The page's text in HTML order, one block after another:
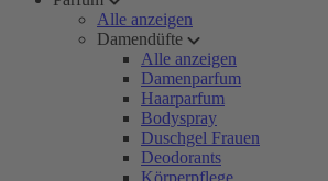
Alle anzeigen
Damendüfte
Alle anzeigen
Damenparfum
Haarparfum
Bodyspray
Duschgel Frauen
Deodorants
Körperpflege